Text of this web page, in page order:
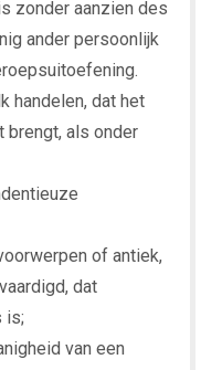
zonder aanzien des
ander persoonlijk
handelen, dat het
als onder
of antiek,
dat
is;
van een